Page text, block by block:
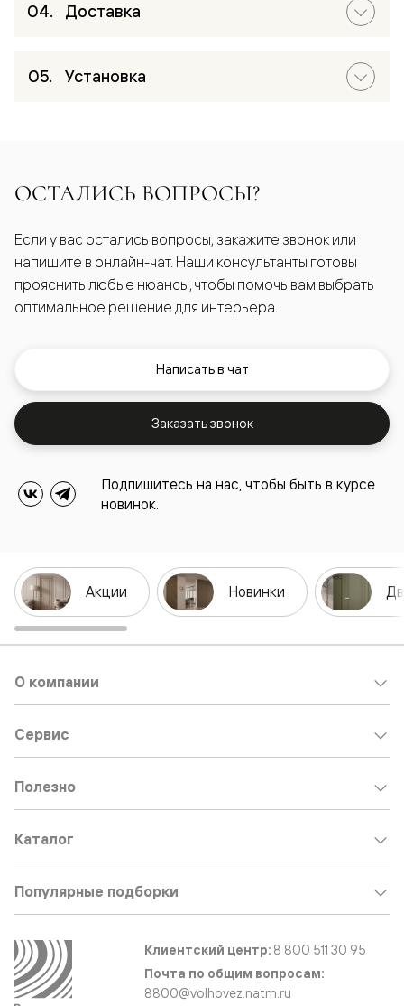
Доставка
Установка
ОСТАЛИСЬ ВОПРОСЫ?
Если у вас остались вопросы, закажите звонок или
напишите в онлайн-чат. Наши консультанты готовы
прояснить любые нюансы, чтобы помочь вам выбрать
оптимальное решение для интерьера.
Написать в чат
Заказать звонок
Подпишитесь на нас, чтобы быть в курсе
новинок.
Акции Новинки
О компании
Сервис
Полезно
Каталог
Популярные подборки
Клиентский центр: 8 800 511 30 95
Почта по общим вопросам:
8800@volhovez.natm.ru